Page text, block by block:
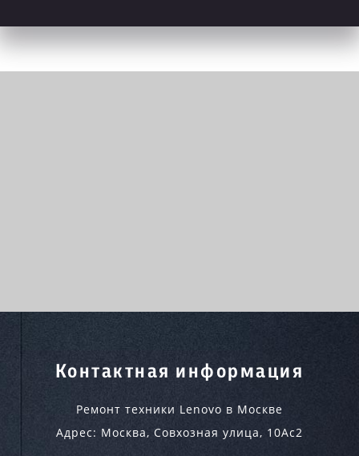
Контактная информация
Ремонт техники Lenovo в Москве
Адрес: Москва, Совхозная улица, 10Ас2